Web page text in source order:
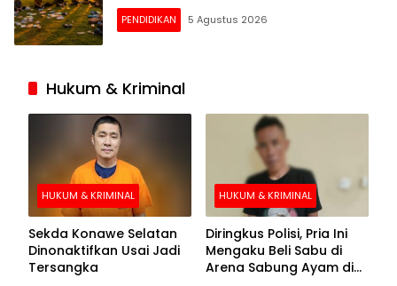
PENDIDIKAN 5 Agustus 2026
Hukum & Kriminal
HUKUM & KRIMINAL
Sekda Konawe Selatan
Dinonaktifkan Usai Jadi
Tersangka
HUKUM & KRIMINAL
Diringkus Polisi, Pria Ini
Mengaku Beli Sabu di
Arena Sabung Ayam di